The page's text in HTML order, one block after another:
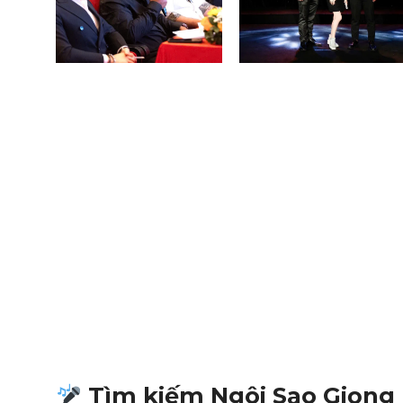
Tìm kiếm Ngôi Sao Giọng